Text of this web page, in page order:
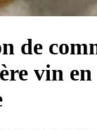
de
vin en